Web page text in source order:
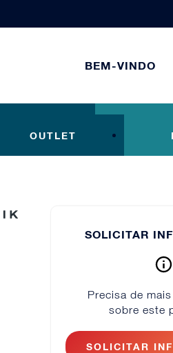
BEM-VINDO
OUTLET
SOLICITAR
Precisa de
sobre este
SOLICITAR